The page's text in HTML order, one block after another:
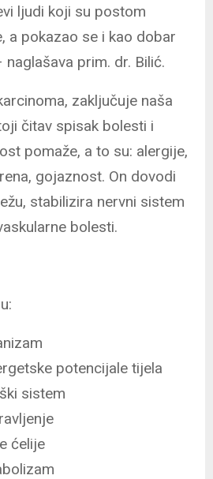
ljudi koji su postom
a pokazao se i kao dobar
prim. dr. Bilić.
zaključuje naša
čitav spisak bolesti i
pomaže, a to su: alergije,
gojaznost. On dovodi
stabilizira nervni sistem
bolesti.
potencijale tijela
sistem
ćelije